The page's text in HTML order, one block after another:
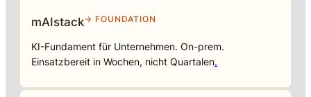
mAIstack→ FOUNDATION
KI-Fundament für Unternehmen. On-prem.
Einsatzbereit in Wochen, nicht Quartalen.